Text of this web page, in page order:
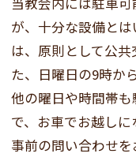
が、十分な設備と
は、原則として公
た、日曜日の9時か
他の曜日や時間帯
で、お車でお越し
事前の問い合わせを